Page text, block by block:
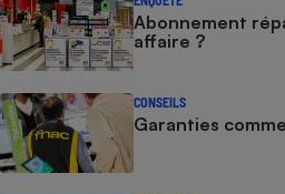
Abonnement
affaire ?
CONSEILS
Garanties